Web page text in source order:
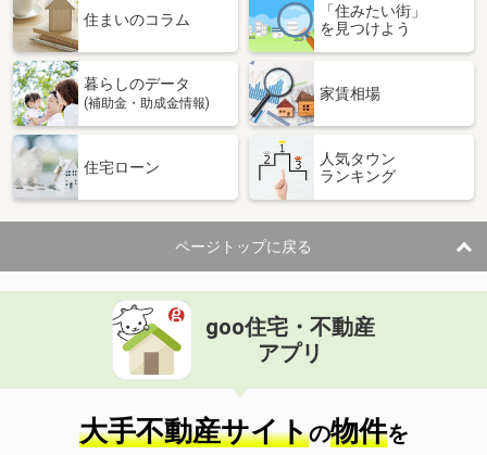
住まいのコラム
「住みたい街」
を見つけよう
暮らしのデータ
(補助金・助成金情報)
家賃相場
住宅ローン
人気タウン
ランキング
ページトップに戻る
goo住宅・不動産
アプリ
大手不動産サイトの物件を